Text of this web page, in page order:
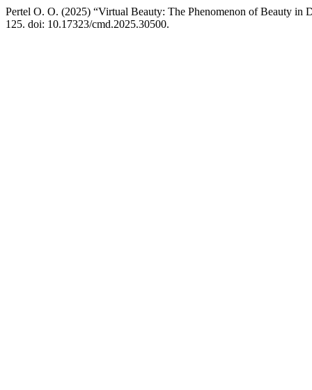
Pertel O. O. (2025) “Virtual Beauty: The Phenomenon of Beauty in
125. doi: 10.17323/cmd.2025.30500.